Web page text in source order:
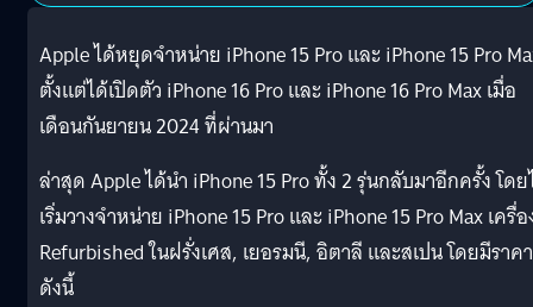
Apple ได้หยุดจำหน่าย iPhone 15 Pro และ iPhone 15 Pro
ตั้งแต่ได้เปิดตัว iPhone 16 Pro และ iPhone 16 Pro Max เมื่อ
เดือนกันยายน 2024 ที่ผ่านมา
ล่าสุด Apple ได้นำ iPhone 15 Pro ทั้ง 2 รุ่นกลับมาอีกครั้ง โด
เริ่มวางจำหน่าย iPhone 15 Pro และ iPhone 15 Pro Max เครื่
Refurbished ในฝรั่งเศส, เยอรมนี, อิตาลี และสเปน โดยมีราคา
ดังนี้